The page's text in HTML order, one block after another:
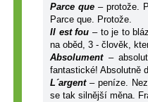
Parce que– protože.
Parce que. Protože.
Il est fou – to je to
na oběd, 3 - člověk,
Absolument –
fantastické! Absolutně
L´argent – peníze.
se tak silnější měna.